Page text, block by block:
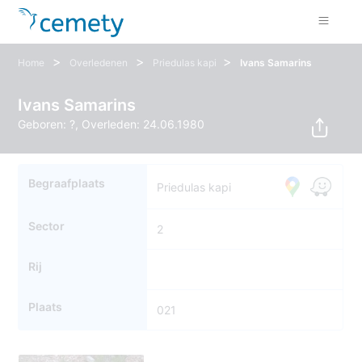
Home > Overledenen > Priedulas kapi > Ivans Samarins
Ivans Samarins
Geboren: ?, Overleden: 24.06.1980
Begraafplaats Priedulas kapi
Sector 2
Rij
Plaats 021